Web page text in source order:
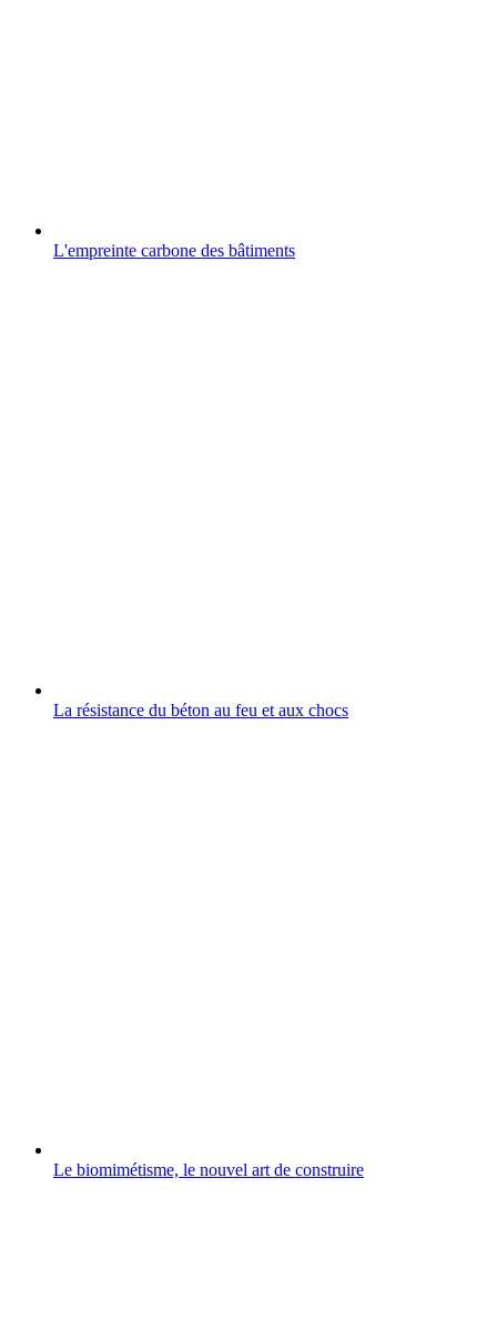
L'empreinte carbone des bâtiments
La résistance du béton au feu et aux chocs
Le biomimétisme, le nouvel art de construire